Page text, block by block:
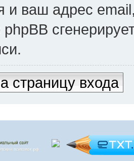
и ваш адрес
phpBB
страницу входа